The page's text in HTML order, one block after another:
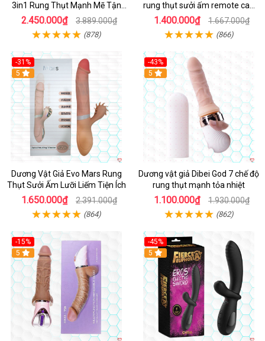
3in1 Rung Thụt Mạnh Mẽ Tận
Hưởng
2.450.000₫ 3.889.000₫
(878)
rung thụt sưởi ấm remote cao
cấp
1.400.000₫ 1.667.000₫
(866)
-31%
5
Dương Vật Giả Evo Mars Rung
Thụt Sưởi Ấm Lưỡi Liếm Tiện Ích
1.650.000₫ 2.391.000₫
(864)
-43%
Hot
5
Dương vật giả Dibei God 7 chế độ
rung thụt mạnh tỏa nhiệt
1.100.000₫ 1.930.000₫
(862)
-15%
5
-45%
5